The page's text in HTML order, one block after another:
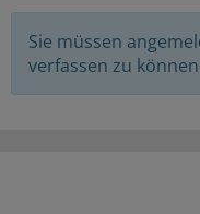
Sie müssen
verfassen zu